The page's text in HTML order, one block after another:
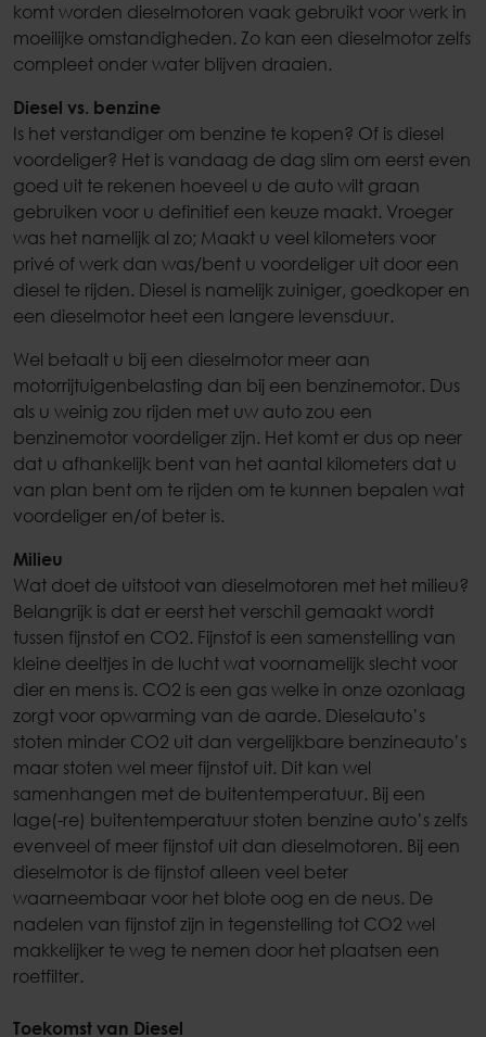
komt worden dieselmotoren vaak gebruikt voor werk in
moeilijke omstandigheden. Zo kan een dieselmotor zelfs
compleet onder water blijven draaien.
Diesel vs. benzine
Is het verstandiger om benzine te kopen? Of is diesel
voordeliger? Het is vandaag de dag slim om eerst even
goed uit te rekenen hoeveel u de auto wilt graan
gebruiken voor u definitief een keuze maakt. Vroeger
was het namelijk al zo; Maakt u veel kilometers voor
privé of werk dan was/bent u voordeliger uit door een
diesel te rijden. Diesel is namelijk zuiniger, goedkoper en
een dieselmotor heet een langere levensduur.
Wel betaalt u bij een dieselmotor meer aan
motorrijtuigenbelasting dan bij een benzinemotor. Dus
als u weinig zou rijden met uw auto zou een
benzinemotor voordeliger zijn. Het komt er dus op neer
dat u afhankelijk bent van het aantal kilometers dat u
van plan bent om te rijden om te kunnen bepalen wat
voordeliger en/of beter is.
Milieu
Wat doet de uitstoot van dieselmotoren met het milieu?
Belangrijk is dat er eerst het verschil gemaakt wordt
tussen fijnstof en CO2. Fijnstof is een samenstelling van
kleine deeltjes in de lucht wat voornamelijk slecht voor
dier en mens is. CO2 is een gas welke in onze ozonlaag
zorgt voor opwarming van de aarde. Dieselauto’s
stoten minder CO2 uit dan vergelijkbare benzineauto’s
maar stoten wel meer fijnstof uit. Dit kan wel
samenhangen met de buitentemperatuur. Bij een
lage(-re) buitentemperatuur stoten benzine auto’s zelfs
evenveel of meer fijnstof uit dan dieselmotoren. Bij een
dieselmotor is de fijnstof alleen veel beter
waarneembaar voor het blote oog en de neus. De
nadelen van fijnstof zijn in tegenstelling tot CO2 wel
makkelijker te weg te nemen door het plaatsen een
roetfilter.
Toekomst van Diesel